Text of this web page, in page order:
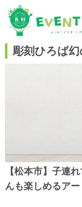
彫刻ひろば
【松本市】子連
んも楽しめるア